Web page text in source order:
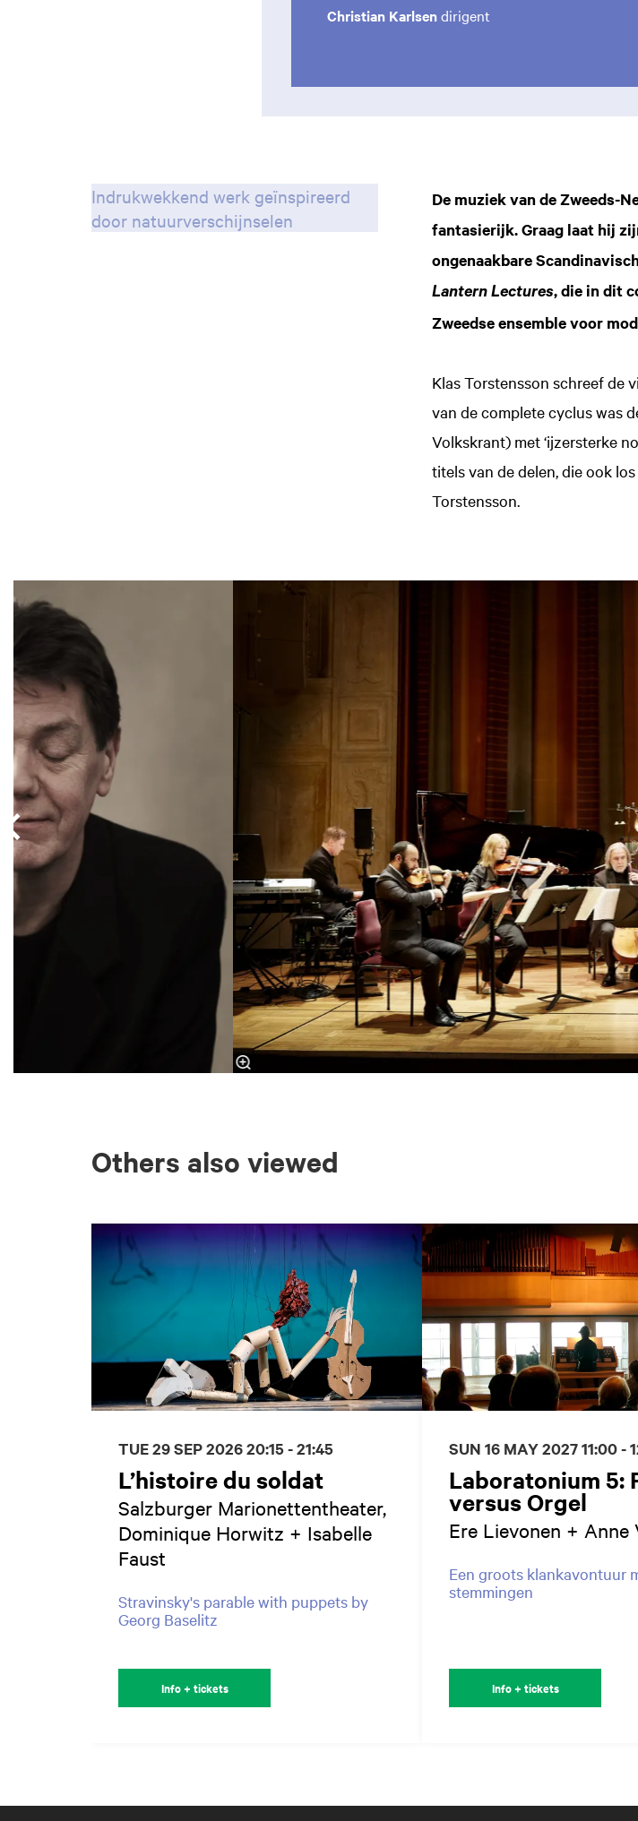
Christian Karlsendirigent
De muziek van de Zweeds-
fantasierijk. Graag laat hij
ongenaakbare
Lantern Lectures, die in dit
Zweedse ensemble voor
Klas Torstensson schreef de
van de complete cyclus was
Volkskrant) met ‘ijzersterke
titels van de delen, die ook
Torstensson.
Indrukwekkend werk geïnspireerd
door natuurverschijnselen
Others also viewed
L’histoire du soldat
Salzburger Marionettentheater,
Dominique Horwitz + Isabelle
Faust
Stravinsky's parable with puppets by
Georg Baselitz
TUE 29 SEP 202620:15 - 21:45
Info + tickets
Laboratonium 5:
versus Orgel
Ere Lievonen + Anne
Een groots klankavontuur
stemmingen
SUN 16 MAY 202711:00 -
Info + tickets